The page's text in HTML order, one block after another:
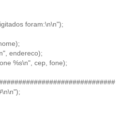
foram:\n\n");
endereco);
%s\n", cep, fone);